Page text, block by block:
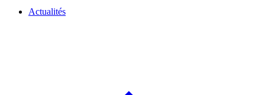
Actualités